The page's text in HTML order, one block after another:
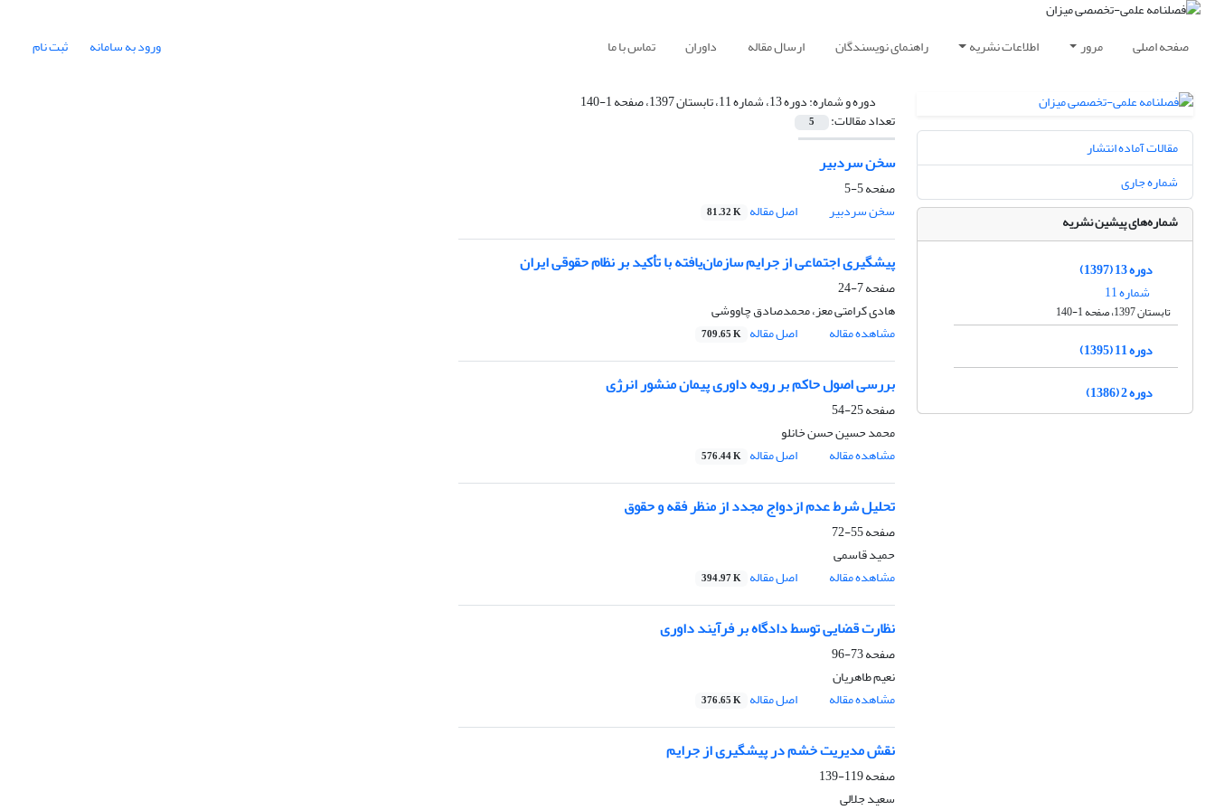
صفحه اصلی مرور اطلاعات نشریه راهنمای نویسندگان ارسال مقاله داوران تماس با ما ورود به سامانه ثبت نام
دوره و شماره:دوره 13، شماره 11، تابستان 1397، صفحه 1-140
تعداد مقالات: 5
سخن سردبیر
صفحه5-5
سخن سردبیر
اصل مقاله 81.32 K
پیشگیری اجتماعی از جرایم سازمان‌یافته با تأکید بر نظام حقوقی ایران
صفحه7-24
هادی کرامتی معز، محمدصادق چاووشی
مشاهده مقاله
اصل مقاله 709.65 K
بررسی اصول حاکم بر رویه داوری پیمان منشور انرژی
صفحه25-54
محمد حسین حسن خانلو
مشاهده مقاله
اصل مقاله 576.44 K
تحلیل شرط عدم ازدواج مجدد از منظر فقه و حقوق
صفحه55-72
حمید قاسمی
مشاهده مقاله
اصل مقاله 394.97 K
نظارت قضایی توسط دادگاه بر فرآیند داوری
صفحه73-96
نعیم طاهریان
مشاهده مقاله
اصل مقاله 376.65 K
نقش مدیریت خشم در پیشگیری از جرایم
صفحه119-139
سعید جلالی
مقالات آماده انتشار
شماره جاری
شماره‌های پیشین نشریه
دوره 13 (1397)
شماره 11
تابستان 1397، صفحه 1-140
دوره 11 (1395)
دوره 2 (1386)